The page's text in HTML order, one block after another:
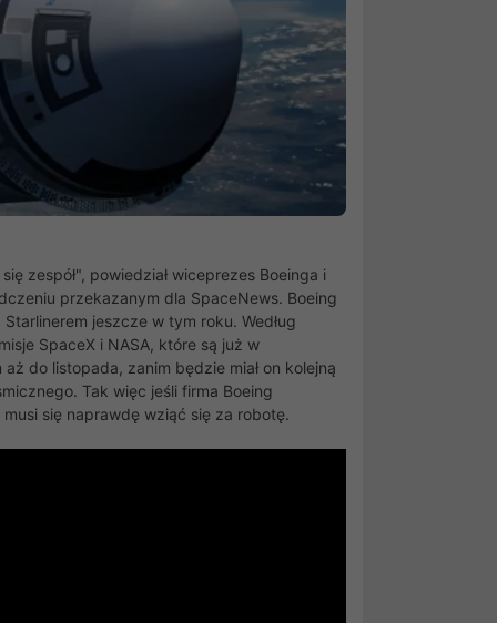
zespół", powiedział wiceprezes Boeinga i
przekazanym dla SpaceNews. Boeing
jeszcze w tym roku. Według
SpaceX i NASA, które są już w
do listopada, zanim będzie miał on kolejną
Tak więc jeśli firma Boeing
się naprawdę wziąć się za robotę.